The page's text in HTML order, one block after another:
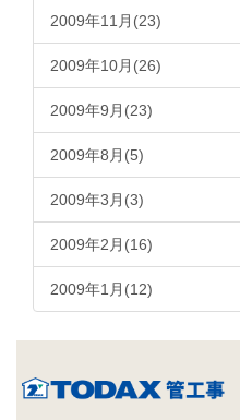
2009年11月(23)
2009年10月(26)
2009年9月(23)
2009年8月(5)
2009年3月(3)
2009年2月(16)
2009年1月(12)